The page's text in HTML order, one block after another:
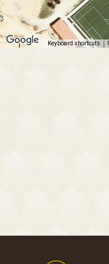
Keyboard shortcuts